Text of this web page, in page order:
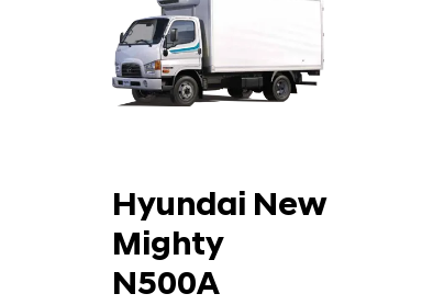
Hyundai New
Mighty
N500A